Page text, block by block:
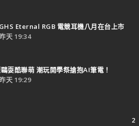
Eternal RGB 電競耳機八月在台上市
昨天 19:34
耍酷聯萌 潮玩開學祭搶抱AI筆電！
昨天 19:29
2